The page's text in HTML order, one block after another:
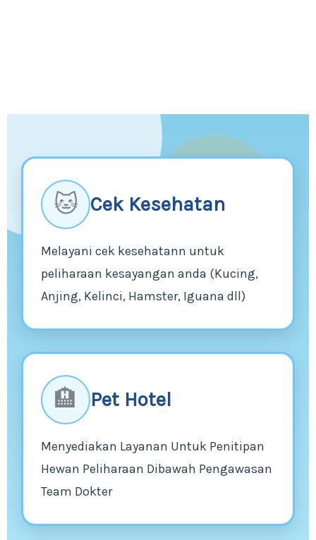
🐱 Cek Kesehatan
Melayani cek kesehatann untuk
peliharaan kesayangan anda (Kucing,
Anjing, Kelinci, Hamster, Iguana dll)
🏨 Pet Hotel
Menyediakan Layanan Untuk Penitipan
Hewan Peliharaan Dibawah Pengawasan
Team Dokter